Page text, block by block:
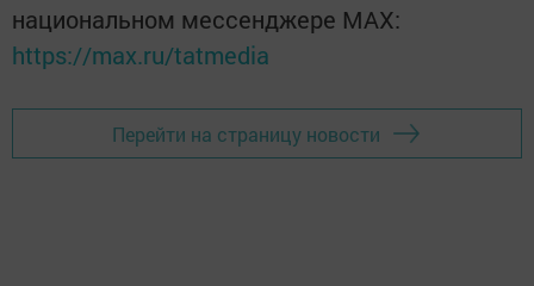
национальном мессенджере MАХ:
https://max.ru/tatmedia
Перейти на страницу новости